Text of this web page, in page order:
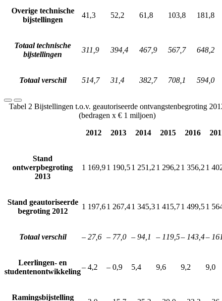
Overige technische
bijstellingen
41,3 52,2 61,8 103,8 181,8
Totaal technische
bijstellingen
311,9 394,4 467,9 567,7 648,2
Totaal verschil 514,7 31,4 382,7 708,1 594,0
Tabel 2 Bijstellingen t.o.v. geautoriseerde ontvangstenbegroting
(bedragen x € 1 miljoen)
2012 2013 2014 2015 2016
Stand
ontwerpbegroting
2013
1 169,91 190,51 251,2 1 296,2 1 356,2 1
Stand geautoriseerde
begroting 2012
1 197,61 267,41 345,31 415,71 499,51
Totaal verschil – 27,6 – 77,0 – 94,1 – 119,5– 143,4–
Leerlingen- en
studentenontwikkeling
– 4,2 – 0,9 5,4 9,6 9,2 9,0
Ramingsbijstelling